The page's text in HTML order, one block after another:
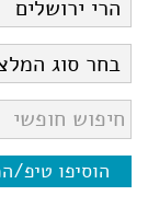
הוסיפו